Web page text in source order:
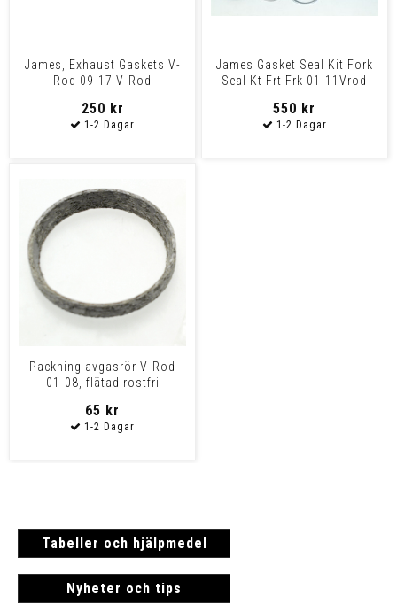
James, Exhaust Gaskets V-
Rod 09-17 V-Rod
250 kr
James Gasket Seal Kit Fork
Seal Kt Frt Frk 01-11Vrod
550 kr
Packning avgasrör V-Rod
01-08, flätad rostfri
65 kr
Tabeller och hjälpmedel
Nyheter och tips